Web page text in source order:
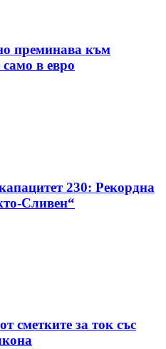
преминава към
в евро
230: Рекордна
Сливен“
сметките за ток със